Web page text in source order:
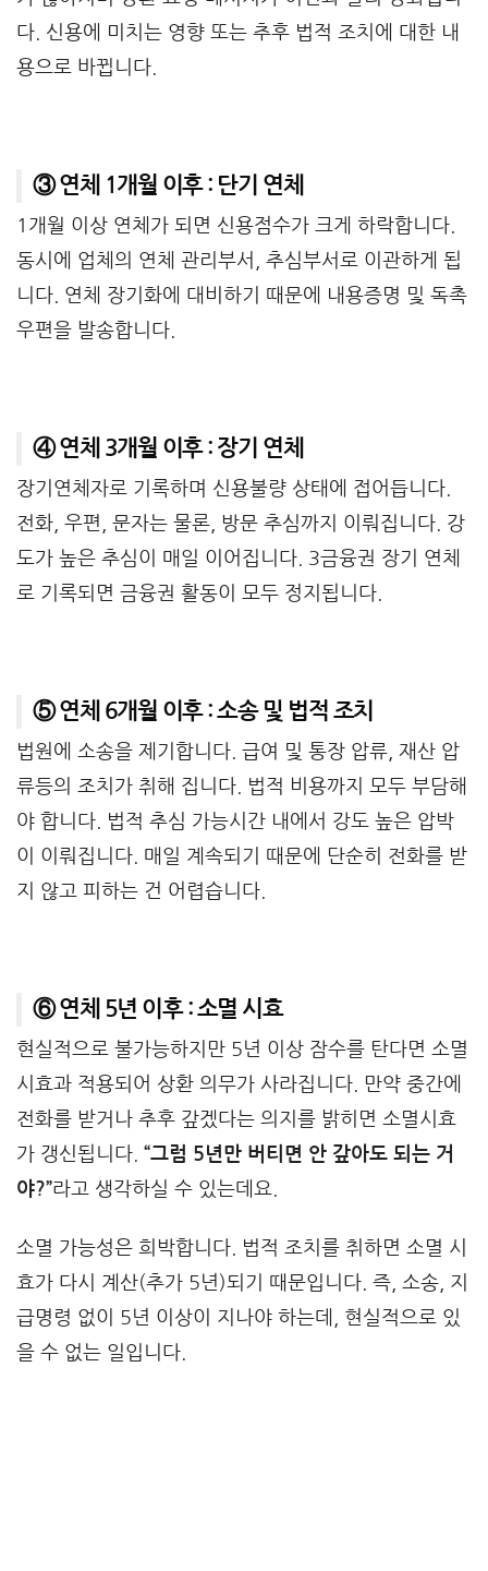
다. 신용에 미치는 영향 또는 추후 법적 조치에 대한 내
용으로 바뀝니다.
③ 연체 1개월 이후 : 단기 연체
1개월 이상 연체가 되면 신용점수가 크게 하락합니다.
동시에 업체의 연체 관리부서, 추심부서로 이관하게 됩
니다. 연체 장기화에 대비하기 때문에 내용증명 및 독촉
우편을 발송합니다.
④ 연체 3개월 이후 : 장기 연체
장기연체자로 기록하며 신용불량 상태에 접어듭니다.
전화, 우편, 문자는 물론, 방문 추심까지 이뤄집니다. 강
도가 높은 추심이 매일 이어집니다. 3금융권 장기 연체
로 기록되면 금융권 활동이 모두 정지됩니다.
⑤ 연체 6개월 이후 : 소송 및 법적 조치
법원에 소송을 제기합니다. 급여 및 통장 압류, 재산 압
류등의 조치가 취해 집니다. 법적 비용까지 모두 부담해
야 합니다. 법적 추심 가능시간 내에서 강도 높은 압박
이 이뤄집니다. 매일 계속되기 때문에 단순히 전화를 받
지 않고 피하는 건 어렵습니다.
⑥ 연체 5년 이후 : 소멸 시효
현실적으로 불가능하지만 5년 이상 잠수를 탄다면 소멸
시효과 적용되어 상환 의무가 사라집니다. 만약 중간에
전화를 받거나 추후 갚겠다는 의지를 밝히면 소멸시효
가 갱신됩니다. “그럼 5년만 버티면 안 갚아도 되는 거
야?”라고 생각하실 수 있는데요.
소멸 가능성은 희박합니다. 법적 조치를 취하면 소멸 시
효가 다시 계산(추가 5년)되기 때문입니다. 즉, 소송, 지
급명령 없이 5년 이상이 지나야 하는데, 현실적으로 있
을 수 없는 일입니다.